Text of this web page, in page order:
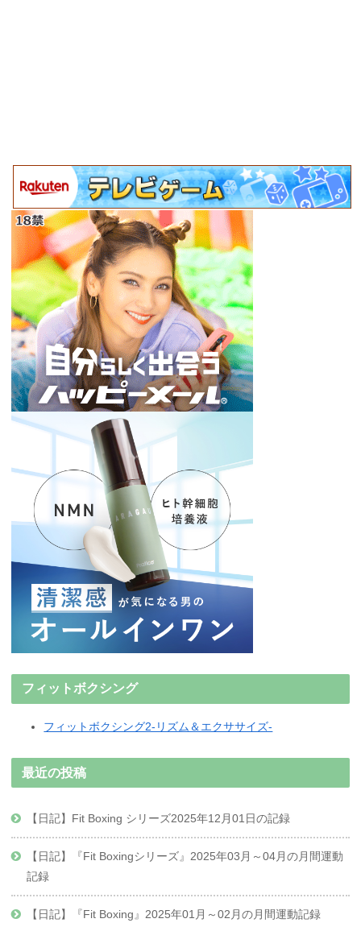
フィットボクシング
フィットボクシング2-リズム＆エクササイズ-
最近の投稿
【日記】Fit Boxing シリーズ2025年12月01日の記録
【日記】『Fit Boxingシリーズ』2025年03月～04月の月間運動
記録
【日記】『Fit Boxing』2025年01月～02月の月間運動記録